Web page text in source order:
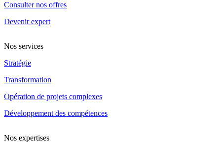
Consulter nos offres
Devenir expert
Nos services
Stratégie
Transformation
Opération de projets complexes
Développement des compétences
Nos expertises